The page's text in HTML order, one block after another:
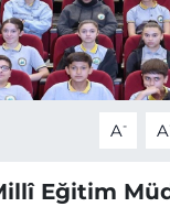
A- A
Eğitim